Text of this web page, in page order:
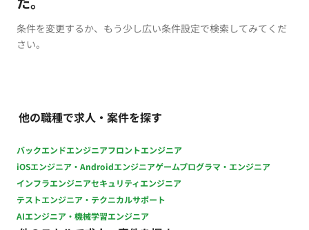
条件を変更するか、もう少し広い条件設定で検索してみてくだ
さい。
他の職種で求人・案件を探す
バックエンドエンジニアフロントエンジニア
iOSエンジニア・Androidエンジニアゲームプログラマ・エンジニア
インフラエンジニアセキュリティエンジニア
テストエンジニア・テクニカルサポート
AIエンジニア・機械学習エンジニア